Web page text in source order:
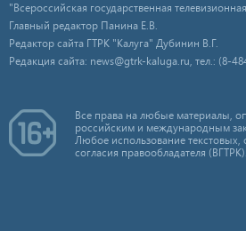
"Всероссийская государственная
Главный редактор Панина Е.В.
Редактор сайта ГТРК "Калуга" Дубинин В.Г.
Редакция сайта: news@gtrk-kaluga.ru, тел.: (8-
Все права на любые материалы,
российским и международным
Любое использование
согласия правообладателя